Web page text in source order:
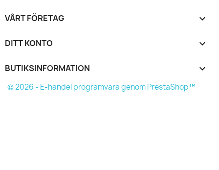
VÅRT FÖRETAG 
DITT KONTO 
BUTIKSINFORMATION keyboard_arrow_down
© 2026 - E-handel programvara genom PrestaShop™